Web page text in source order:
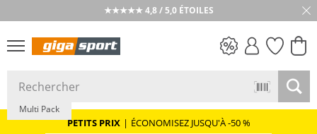
★★★★★ 4,8 / 5,0 ÉTOILES
PETITS PRIX
PETITS PRIX | ÉCONOMISEZ JUSQU'À -50 %
Multi Pack